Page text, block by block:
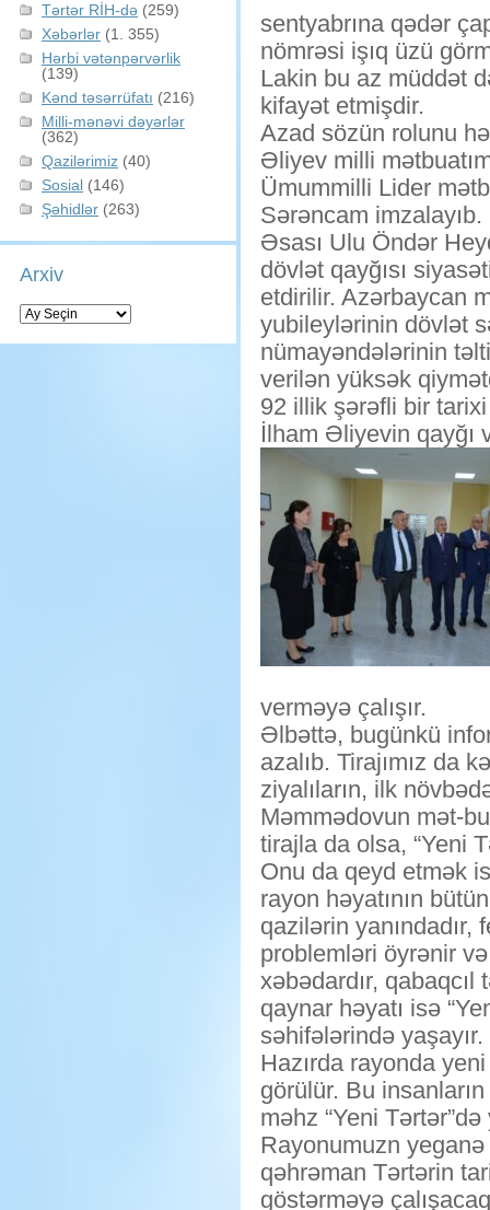
Tərtər RİH-də (259)
Xəbərlər (1. 355)
Hərbi vətənpərvərlik
(139)
Kənd təsərrüfatı (216)
Milli-mənəvi dəyərlər
(362)
Qazilərimiz (40)
Sosial (146)
Şəhidlər (263)
Arxiv
Arxiv
sentyabrına qədər
nömrəsi işıq üzü
Lakin bu az müddət
kifayət etmişdir.
Azad sözün rolunu
Əliyev milli
Ümummilli Lider
Sərəncam imzalayıb.
Əsası Ulu Öndər
dövlət qayğısı
etdirilir. Azərbaycan
yubileylərinin dövlət
nümayəndələrinin
verilən yüksək
92 illik şərəfli bir
İlham Əliyevin qayğı
verməyə çalışır.
Əlbəttə, bugünkü
azalıb. Tirajımız da
ziyalıların, ilk
Məmmədovun mət-
tirajla da olsa, “Yeni
Onu da qeyd etmək
rayon həyatının
qazilərin
problemləri öyrənir
xəbədardır,
qaynar həyatı isə
səhifələrində yaşayır.
Hazırda rayonda
görülür. Bu
məhz “Yeni
Rayonumuzn yeganə
qəhrəman Tərtərin
göstərməyə